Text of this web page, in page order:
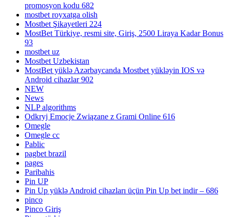
promosyon kodu 682
mostbet royxatga olish
Mostbet Şikayetleri 224
MostBet Türkiye, resmi site, Giriş, 2500 Liraya Kadar Bonus
93
mostbet uz
Mostbet Uzbekistan
MostBet yüklə Azərbaycanda Mostbet yükləyin IOS və
Android cihazlar 902
NEW
News
NLP algorithms
Odkryj Emocje Związane z Grami Online 616
Omegle
Omegle cc
Pablic
pagbet brazil
pages
Paribahis
Pin UP
Pin Up yüklə Android cihazları üçün Pin Up bet indir – 686
pinco
Pinco Giriş